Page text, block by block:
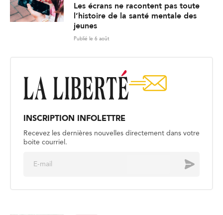
Les écrans ne racontent pas toute
l’histoire de la santé mentale des
jeunes
Publié le 6 août
INSCRIPTION INFOLETTRE
Recevez les dernières nouvelles directement dans votre
boite courriel.
Envoyer